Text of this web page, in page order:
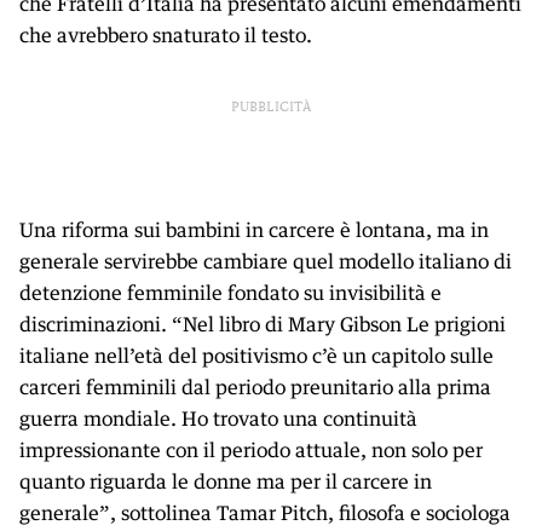
che avrebbero snaturato il testo.
PUBBLICITÀ
Una riforma sui bambini in carcere è lontana, ma in
generale servirebbe cambiare quel modello italiano di
detenzione femminile fondato su invisibilità e
discriminazioni. “Nel libro di Mary Gibson Le prigioni
italiane nell’età del positivismo c’è un capitolo sulle
carceri femminili dal periodo preunitario alla prima
guerra mondiale. Ho trovato una continuità
impressionante con il periodo attuale, non solo per
quanto riguarda le donne ma per il carcere in
generale”, sottolinea Tamar Pitch, filosofa e sociologa